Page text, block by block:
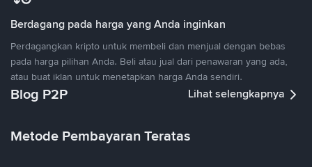
Berdagang pada harga yang Anda inginkan
Perdagangkan kripto untuk membeli dan menjual dengan bebas
pada harga pilihan Anda. Beli atau jual dari penawaran yang ada,
atau buat iklan untuk menetapkan harga Anda sendiri.
Blog P2P Lihat selengkapnya
Metode Pembayaran Teratas